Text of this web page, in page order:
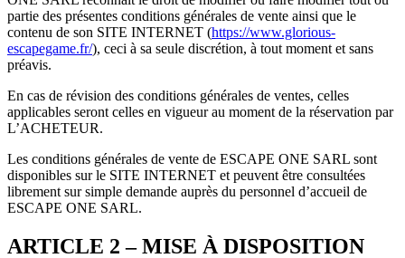
partie des présentes conditions générales de vente ainsi que le
contenu de son SITE INTERNET (https://www.glorious-
escapegame.fr/), ceci à sa seule discrétion, à tout moment et sans
préavis.
En cas de révision des conditions générales de ventes, celles
applicables seront celles en vigueur au moment de la réservation par
L’ACHETEUR.
Les conditions générales de vente de ESCAPE ONE SARL sont
disponibles sur le SITE INTERNET et peuvent être consultées
librement sur simple demande auprès du personnel d’accueil de
ESCAPE ONE SARL.
ARTICLE 2 – MISE À DISPOSITION